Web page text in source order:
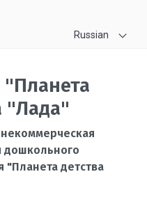
Russian
"Лада"
дошкольного
"Планета детства